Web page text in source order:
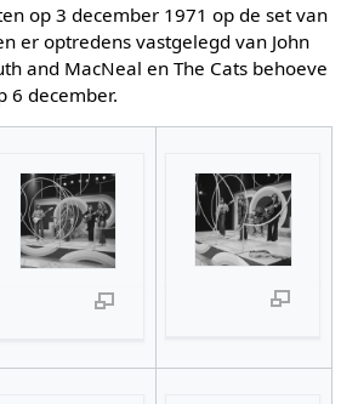
op 3 december 1971 op de set van
er optredens vastgelegd van John
and MacNeal en The Cats behoeve
6 december.